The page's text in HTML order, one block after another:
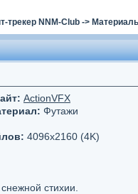
трекер NNM-Club ->
ActionVFX
Футажи
4096x2160 (4K)
стихии.